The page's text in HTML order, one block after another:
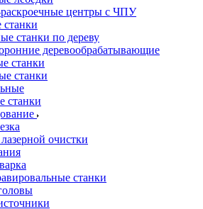
центры с ЧПУ
станки по дереву
деревообрабатывающие
станки
станки
станки
очистки
станки